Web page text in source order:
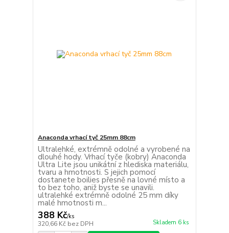
Anaconda vrhací tyč 25mm 88cm
Ultralehké, extrémně odolné a vyrobené na
dlouhé hody. Vrhací tyče (kobry) Anaconda
Ultra Lite jsou unikátní z hlediska materiálu,
tvaru a hmotnosti. S jejich pomocí
dostanete boilies přesně na lovné místo a
to bez toho, aniž byste se unavili.
ultralehké extrémně odolné 25 mm díky
malé hmotnosti m...
388 Kč/ks
320,66 Kč bez DPH Skladem 6 ks